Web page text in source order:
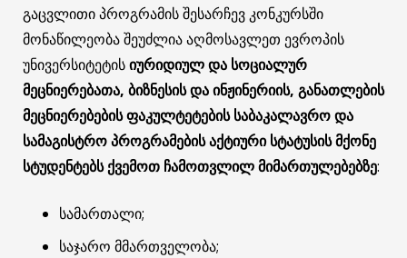
გაცვლითი პროგრამის შესარჩევ კონკურსში
მონაწილეობა შეუძლია აღმოსავლეთ ევროპის
უნივერსიტეტისიურიდიულ და სოციალურ
მეცნიერებათა, ბიზნესის და ინჟინერიის, განათლების
მეცნიერებების ფაკულტეტების საბაკალავრო და
სამაგისტრო პროგრამებისაქტიური სტატუსის მქონე
სტუდენტებსქვემოთ ჩამოთვლილ მიმართულებებზე:
სამართალი;
საჯარო მმართველობა;